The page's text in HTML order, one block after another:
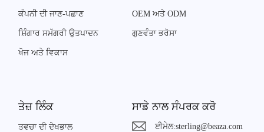
ਕੰਪਨੀ ਦੀ ਜਾਣ-ਪਛਾਣ
ਸ਼ਿੰਗਾਰ ਸਮੱਗਰੀ ਉਤਪਾਦਨ
ਖੋਜ ਅਤੇ ਵਿਕਾਸ
OEM ਅਤੇ ODM
ਗੁਣਵੰਤਾ ਭਰੋਸਾ
ਤੇਜ਼ ਲਿੰਕ
ਤਵਚਾ ਦੀ ਦੇਖਭਾਲ
ਸਾਡੇ ਨਾਲ ਸੰਪਰਕ ਕਰੋ
ਈਮੇਲ:sterling@beaza.com